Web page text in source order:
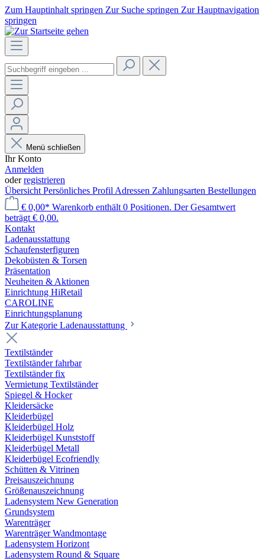
Zum Hauptinhalt springen Zur Suche springen Zur Hauptnavigation
springen
Menü schließen
Ihr Konto
Anmelden
oderregistrieren
Übersicht Persönliches Profil Adressen Zahlungsarten Bestellungen
€ 0,00* Warenkorb enthält 0 Positionen. Der Gesamtwert
beträgt € 0,00.
Kontakt
Laden­ausstattung
Schaufenster­figuren
Dekobüsten & Torsen
Präsentation
Neuheiten & Aktionen
Einrichtung HiRetail
CAROLINE
Einrichtungsplanung
Zur Kategorie Laden­ausstattung
Textilständer
Textilständer fahrbar
Textilständer fix
Vermietung Textilständer
Spiegel & Hocker
Kleidersäcke
Kleiderbügel
Kleiderbügel Holz
Kleiderbügel Kunststoff
Kleiderbügel Metall
Kleiderbügel Ecofriendly
Schütten & Vitrinen
Preisauszeichnung
Größenauszeichnung
Ladensystem New Generation
Grundsystem
Warenträger
Warenträger Wandmontage
Ladensystem Horizont
Ladensystem Round & Square